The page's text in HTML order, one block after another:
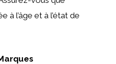
à l’âge et à l’état de